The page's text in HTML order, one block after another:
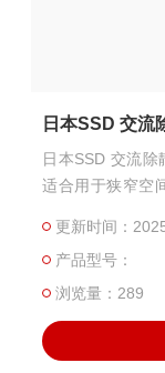
日本SSD 交流
日本SSD 交流除
适合用于狭窄空
更新时间：
产品型号：
浏览量：289